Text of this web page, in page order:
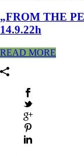
„FROM THE
14.9.22h
READ MORE